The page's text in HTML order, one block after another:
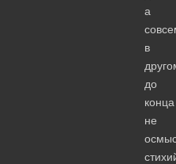
а
в
до
конца
не